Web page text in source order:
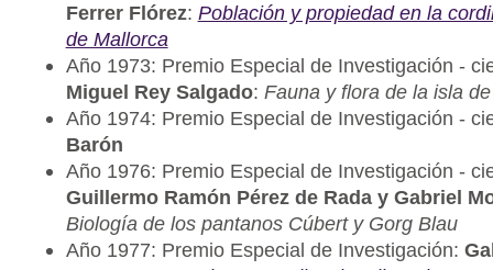
Ferrer Flórez: Población y propiedad en la
de Mallorca
Año 1973: Premio Especial de Investigación -
Miguel Rey Salgado: Fauna y flora de la isla
Año 1974: Premio Especial de Investigación -
Barón
Año 1976: Premio Especial de Investigación -
Guillermo Ramón Pérez de Rada y Gabriel
Biología de los pantanos Cúbert y Gorg Blau
Año 1977: Premio Especial de Investigación: